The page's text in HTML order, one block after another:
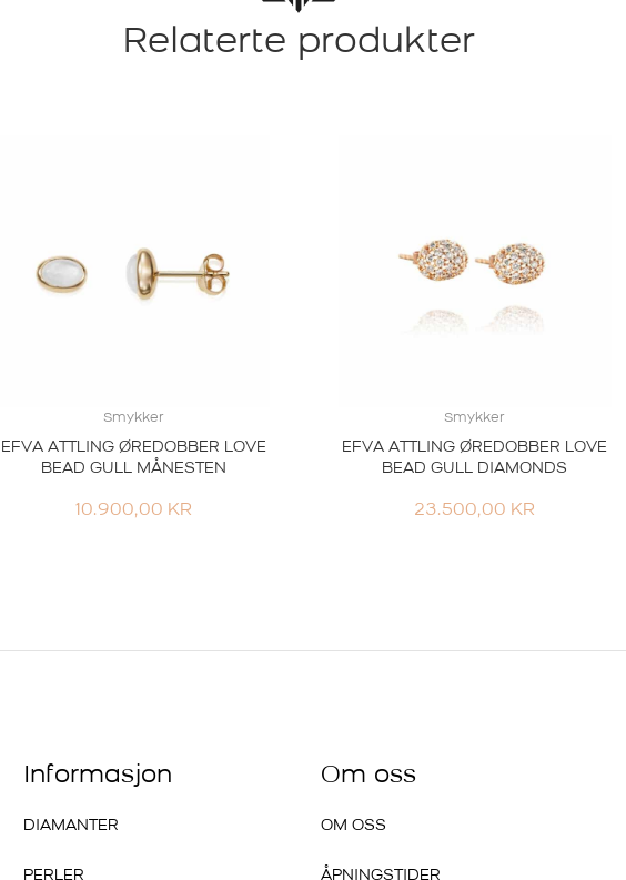
Relaterte produkter
Smykker
EFVA ATTLING ØREDOBBER LOVE
BEAD GULL MÅNESTEN
10.900,00 KR
Smykker
EFVA ATTLING ØREDOBBER LOVE
BEAD GULL DIAMONDS
23.500,00 KR
Informasjon
DIAMANTER
PERLER
Om oss
OM OSS
ÅPNINGSTIDER